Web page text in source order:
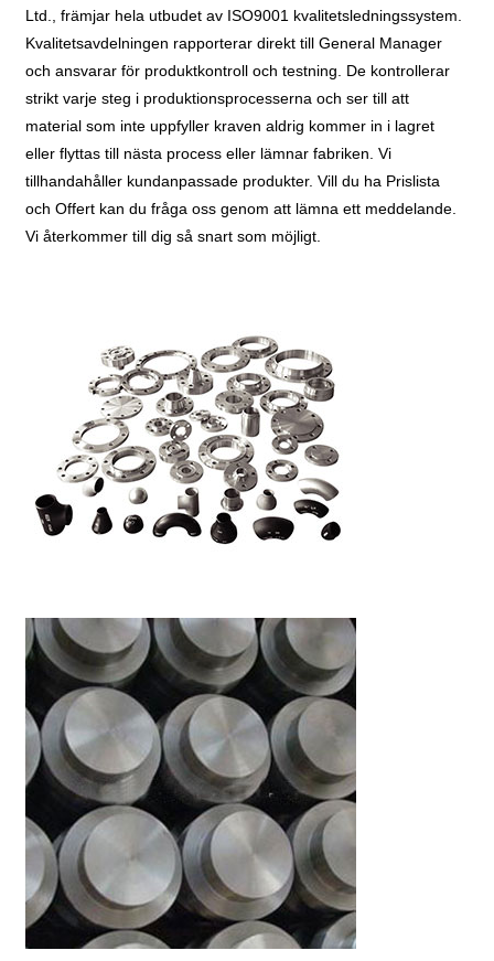
Ltd., främjar hela utbudet av ISO9001 kvalitetsledningssystem.
Kvalitetsavdelningen rapporterar direkt till General Manager
och ansvarar för produktkontroll och testning. De kontrollerar
strikt varje steg i produktionsprocesserna och ser till att
material som inte uppfyller kraven aldrig kommer in i lagret
eller flyttas till nästa process eller lämnar fabriken. Vi
tillhandahåller kundanpassade produkter. Vill du ha Prislista
och Offert kan du fråga oss genom att lämna ett meddelande.
Vi återkommer till dig så snart som möjligt.